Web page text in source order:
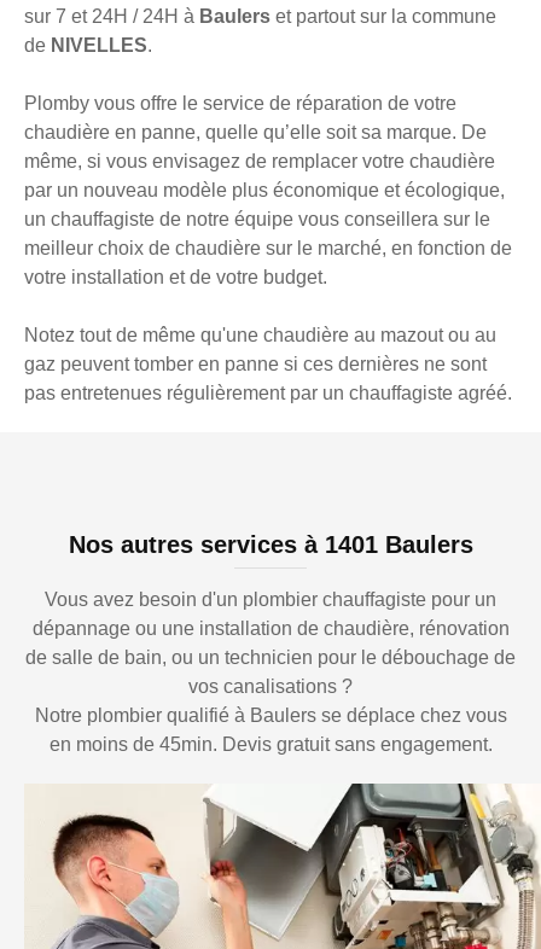
sur 7 et 24H / 24H à Baulers et partout sur la commune
de NIVELLES.
Plomby vous offre le service de réparation de votre
chaudière en panne, quelle qu’elle soit sa marque. De
même, si vous envisagez de remplacer votre chaudière
par un nouveau modèle plus économique et écologique,
un chauffagiste de notre équipe vous conseillera sur le
meilleur choix de chaudière sur le marché, en fonction de
votre installation et de votre budget.
Notez tout de même qu'une chaudière au mazout ou au
gaz peuvent tomber en panne si ces dernières ne sont
pas entretenues régulièrement par un chauffagiste agréé.
Nos autres services à 1401 Baulers
Vous avez besoin d'un plombier chauffagiste pour un
dépannage ou une installation de chaudière, rénovation
de salle de bain, ou un technicien pour le débouchage de
vos canalisations ?
Notre plombier qualifié à Baulers se déplace chez vous
en moins de 45min. Devis gratuit sans engagement.